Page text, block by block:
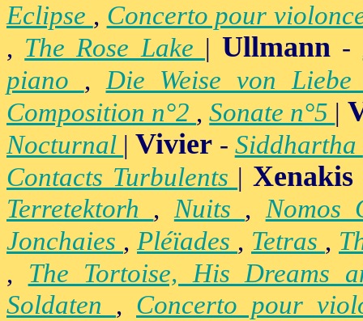
Eclipse , Concerto pour
, The Rose Lake |Ullmann -
piano ,Die Weise von
Composition n°2 ,Sonate n°5 |
Nocturnal |Vivier - Siddhartha
Contacts Turbulents | Xenakis
Terretektorh ,Nuits ,Nomos
Jonchaies , Pléïades , Tetras ,
, The Tortoise, His Dreams
Soldaten , Concerto pour